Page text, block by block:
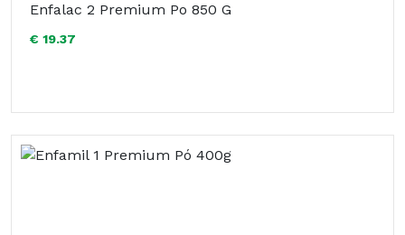
Enfalac 2 Premium Po 850 G
€ 19.37